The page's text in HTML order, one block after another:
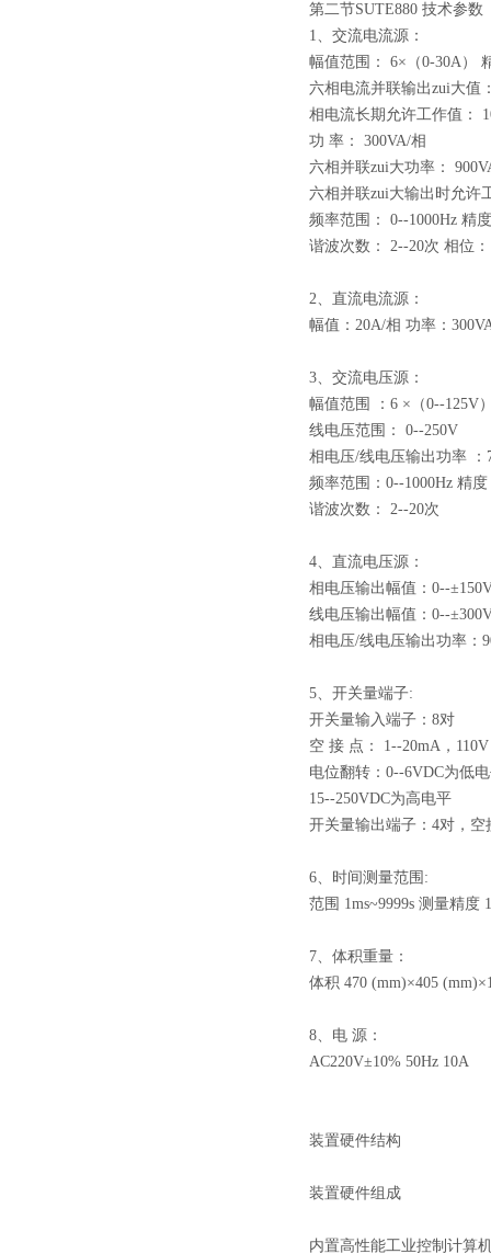
第二节SUTE880 技术参数
1、交流电流源：
幅值范围： 6×（0-30A）
六相电流并联输出zui大值
相电流长期允许工作值：
功 率： 300VA/相
六相并联zui大功率：
六相并联zui大输出时允许
频率范围： 0--1000Hz 精
谐波次数： 2--20次 相位
2、直流电流源：
幅值：20A/相 功率：
3、交流电压源：
幅值范围 ：6 ×（0--125V
线电压范围： 0--250V
相电压/线电压输出功率 ：
频率范围：0--1000Hz 精度
谐波次数： 2--20次
4、直流电压源：
相电压输出幅值：0--
线电压输出幅值：0--
相电压/线电压输出功率：
5、开关量端子:
开关量输入端子：8对
空 接 点： 1--20mA，
电位翻转：0--6VDC为低
15--250VDC为高电平
开关量输出端子：4对，
6、时间测量范围:
范围 1ms~9999s 测量精度
7、体积重量：
体积 470 (mm)×405
8、电 源：
AC220V±10% 50Hz 10A
装置硬件结构
装置硬件组成
内置高性能工业控制计算